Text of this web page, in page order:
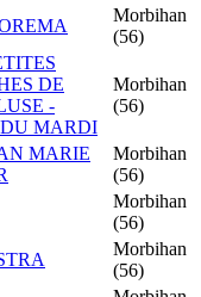
Morbihan
(56)
DE
-
MARDI
Morbihan
(56)
MARIE
Morbihan
(56)
Morbihan
(56)
Morbihan
(56)